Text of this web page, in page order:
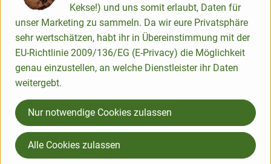
Der paruspaper Verlag liebt nicht nur schöne Motive sondern
produziert auch umweltfreundlich und nach ethischen
Grundsätzen, übrigens in Deutschland und in
Zusammenarbeit mit einer Werkstatt für behinderte
Menschen. Das passt in unsere DNA :)
Herkunft: paruspaper Verlag Heilke Heller & Thomas Camps
GbR
Material: Zertifiziertes Papier (FSC) und bis zu 100%
Recycling-Anteil, mineralölfreie Druckfarben , jeder
Kekse!) und uns somit erlaubt, Daten für
unser Marketing zu sammeln. Da wir eure Privatsphäre
sehr wertschätzen, habt ihr in Übereinstimmung mit der
EU-Richtlinie 2009/136/EG (E-Privacy) die Möglichkeit
genau einzustellen, an welche Dienstleister ihr Daten
weitergebt.
Nur notwendige Cookies zulassen
Alle Cookies zulassen